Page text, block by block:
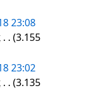
23:08
3.155
23:02
3.135